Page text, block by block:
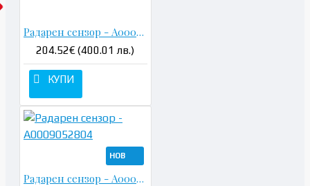
Радарен сензор - A0009058702
204.52€ (400.01 лв.)
КУПИ
НОВ
Радарен сензор - A0009052804